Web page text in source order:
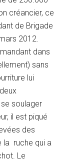
créancier, ce
de Brigade
2012.
dans
sans
lui
soulager
il est piqué
des
la ruche qui a
Le